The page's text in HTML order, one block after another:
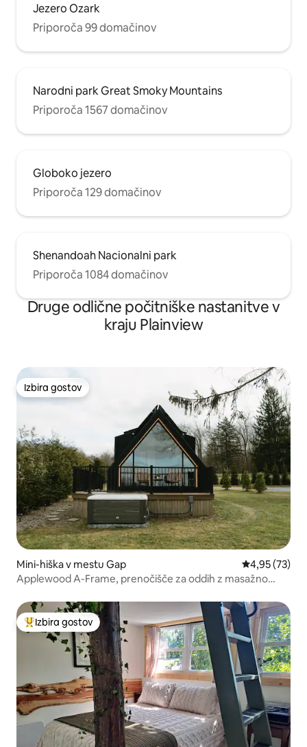
Jezero Ozark
Priporoča 99 domačinov
Narodni park Great Smoky Mountains
Priporoča 1567 domačinov
Globoko jezero
Priporoča 129 domačinov
Shenandoah Nacionalni park
Priporoča 1084 domačinov
Druge odlične počitniške nastanitve v
kraju Plainview
Izbira gostov
Izbira gostov
Mini-hiška v mestu Gap Povprečna
4,95 (73)
Applewood A-Frame, prenočišče za oddih z masažno
Najbolj priljubljena prenočišča z značko »Izbira gostov«
Izbira gostov